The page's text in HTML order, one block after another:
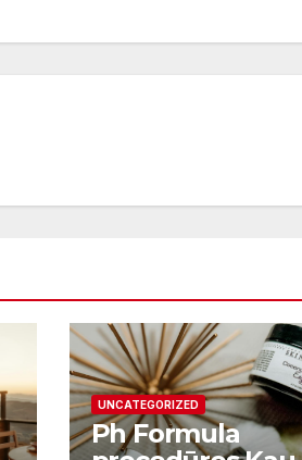
UNCATEGORIZED
Ph Formula